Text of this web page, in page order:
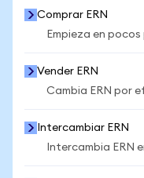
Comprar ERN
Empieza en pocos
Vender ERN
Cambia ERN por
Intercambiar ERN
Intercambia ERN